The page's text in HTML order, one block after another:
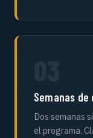
Semanas
Dos semanas
el programa.